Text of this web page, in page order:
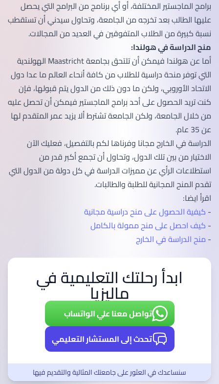
برامج الماجستير المختلفة، أو أي برنامج من البرامج التي يحصل
عليها الطالب بعد تخرجه من الجامعة، وتحاول سيدني أن تستقطب
نسبة كبيرة من الطلاب المتفوقين في العديد من المجالات.
منح الدراسة في هولندا:
أما عن هولندا فيمكن أن تلتحق بجامعة Maastricht الهولندية
التي توفر منحة دراسية للطلاب من كافة أنحاء العالم ما عدا دول
الاتحاد الأوروبي، ولكن ما دون ذلك من الدول يتم قبولها، فإن
كنت تريد الحصول على أحد برامج الماجستير فيمكن أن تحصل عليه
من خلال الجامعة، ولكن الجامعة تشترط ألا يزيد عمر المتقدم لها
عن 35 عام.
الدراسة في الخارج مجانا وفرناها لكم بالتفصيل، فعليك الآن
الاختيار من بين تلك الدول، وتحاول أن تجمع أكبر قدر من
استطلاعات الرأي عن مميزات الدراسة في كل دولة من الدول التي
تقدم المنح المجانية للطلبة والطالبات.
اقرأ ايضا:
- كيفية الحصول على منح دراسية مجانية
- كيف احصل على منح ممولة بالكامل
- منح الدراسة في الخارج
ابدأ رحلتك التعليمية في
ماليزيا
تواصل معنا علي الواتساب
تحدث إلى المستشار التعليمي
سنساعدك في العثور على جامعتك المثالية والتقديم فيها